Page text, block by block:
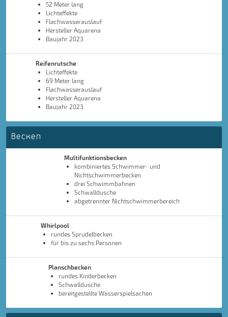
52 Meter lang
Lichteffekte
Flachwasserauslauf
Hersteller Aquarena
Baujahr 2023
Reifenrutsche
Lichteffekte
69 Meter lang
Flachwasserauslauf
Hersteller Aquarena
Baujahr 2023
Becken
Multifunktionsbecken
kombiniertes Schwimmer- und
Nichtschwimmerbecken
drei Schwimmbahnen
Schwalldusche
abgetrennter Nichtschwimmerbereich
Whirlpool
rundes Sprudelbecken
für bis zu sechs Personen
Planschbecken
rundes Kinderbecken
Schwalldusche
bereitgestellte Wasserspielsachen